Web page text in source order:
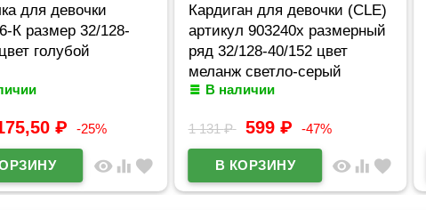
для девочки
К размер 32/128-
голубой
₽ -25%
visibility equalizer favorite
Кардиган для девочки (CLE)
артикул 903240х размерный
ряд 32/128-40/152 цвет
меланж светло-серый
В наличии
1 131₽ 599 ₽ -47%
visibility equalizer favorite